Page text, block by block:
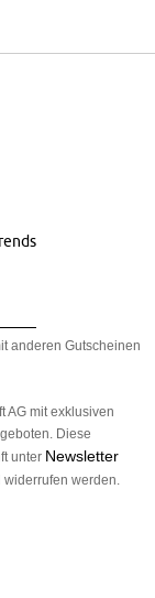
anderen Gutscheinen
AG mit exklusiven
Diese
unter Newsletter
werden.